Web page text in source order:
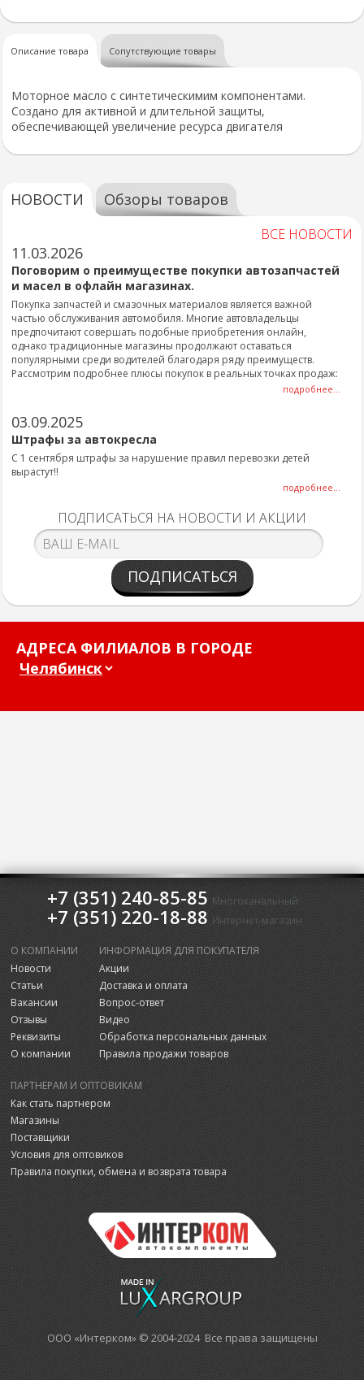
Описание товара Сопутствующие товары
Моторное масло с синтетическимим компонентами.
Создано для активной и длительной защиты,
обеспечивающей увеличение ресурса двигателя
НОВОСТИ Обзоры товаров
ВСЕ НОВОСТИ
11.03.2026
Поговорим о преимуществе покупки автозапчастей
и масел в офлайн магазинах.
Покупка запчастей и смазочных материалов является важной
частью обслуживания автомобиля. Многие автовладельцы
предпочитают совершать подобные приобретения онлайн,
однако традиционные магазины продолжают оставаться
популярными среди водителей благодаря ряду преимуществ.
Рассмотрим подробнее плюсы покупок в реальных точках продаж:
подробнее...
03.09.2025
Штрафы за автокресла
С 1 сентября штрафы за нарушение правил перевозки детей
вырастут!!
подробнее...
ПОДПИСАТЬСЯ НА НОВОСТИ И АКЦИИ
ПОДПИСАТЬСЯ
АДРЕСА ФИЛИАЛОВ В ГОРОДЕ
+7 (351) 240-85-85 Многоканальный
+7 (351) 220-18-88 Интернет-магазин
О КОМПАНИИ
Новости
Статьи
Вакансии
Отзывы
Реквизиты
О компании
ИНФОРМАЦИЯ ДЛЯ ПОКУПАТЕЛЯ
Акции
Доставка и оплата
Вопрос-ответ
Видео
Обработка персональных данных
Правила продажи товаров
ПАРТНЕРАМ И ОПТОВИКАМ
Как стать партнером
Магазины
Поставщики
Условия для оптовиков
Правила покупки, обмена и возврата товара
ООО «Интерком» © 2004-2024 Все права защищены